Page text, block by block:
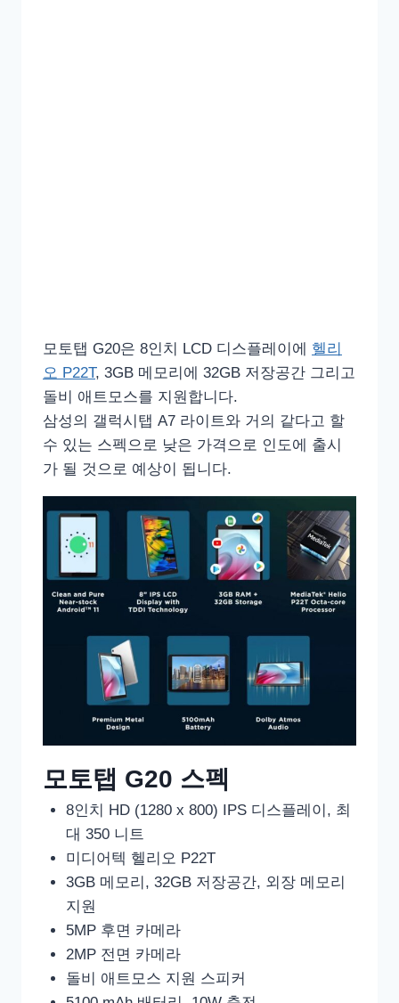
모토탭 G20은 8인치 LCD 디스플레이에 헬리
오 P22T, 3GB 메모리에 32GB 저장공간 그리고
돌비 애트모스를 지원합니다.
삼성의 갤럭시탭 A7 라이트와 거의 같다고 할
수 있는 스펙으로 낮은 가격으로 인도에 출시
가 될 것으로 예상이 됩니다.
모토탭 G20 스펙
8인치 HD (1280 x 800) IPS 디스플레이, 최
대 350 니트
미디어텍 헬리오 P22T
3GB 메모리, 32GB 저장공간, 외장 메모리
지원
5MP 후면 카메라
2MP 전면 카메라
돌비 애트모스 지원 스피커